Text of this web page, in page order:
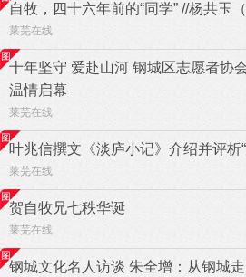
自牧，四十六年前的“同学” //杨共玉
莱芜在线
十年坚守 爱赴山河 钢城区志愿者协
温情启幕
莱芜在线
叶兆信撰文《淡庐小记》介绍并评析
莱芜在线
贺自牧兄七秩华诞
莱芜在线
钢城文化名人访谈 朱全增：从钢城